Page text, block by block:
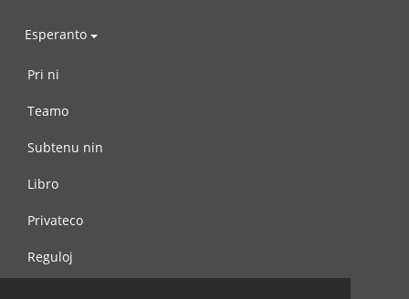
Esperanto
Pri ni
Teamo
Subtenu nin
Libro
Privateco
Reguloj